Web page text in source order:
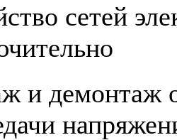
сетей
и демонтаж